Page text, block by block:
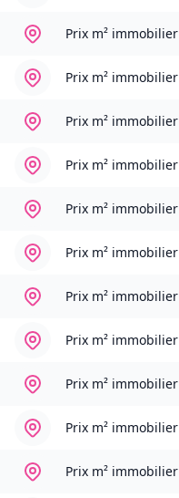
Prix m² immobilier
Prix m² immobilier
Prix m² immobilier
Prix m² immobilier
Prix m² immobilier
Prix m² immobilier
Prix m² immobilier
Prix m² immobilier
Prix m² immobilier
Prix m² immobilier
Prix m² immobilier